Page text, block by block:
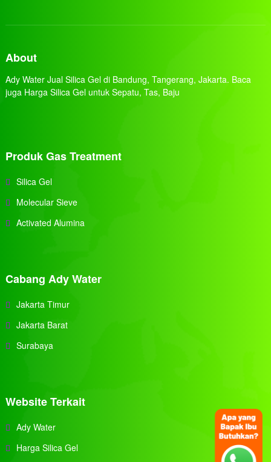
About
Ady Water Jual Silica Gel di Bandung, Tangerang, Jakarta. Baca
juga Harga Silica Gel untuk Sepatu, Tas, Baju
Produk Gas Treatment
Silica Gel
Molecular Sieve
Activated Alumina
Cabang Ady Water
Jakarta Timur
Jakarta Barat
Surabaya
Website Terkait
Ady Water
Harga Silica Gel